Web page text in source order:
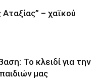
– χαϊκού
Το κλειδί για την
µας